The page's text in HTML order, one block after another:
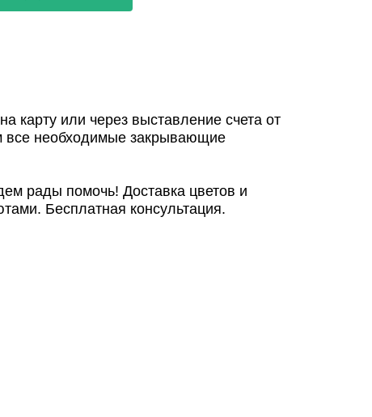
карту или через выставление счета от
все необходимые закрывающие
рады помочь! Доставка цветов и
Бесплатная консультация.